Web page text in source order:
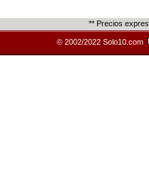
** Precios
© 2002/2022 Solo10.com